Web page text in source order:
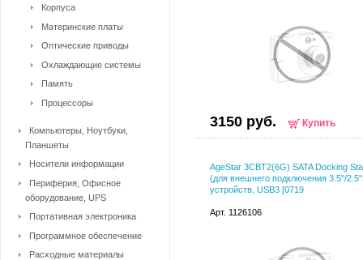
3150 руб. Купить
AgeStar 3CBT2(6G) SATA Docking
(для внешнего подключения 3.5"/
устройств, USB3 [0719
Арт. 1126106
Корпуса
Материнские платы
Оптические приводы
Охлаждающие системы
Память
Процессоры
Компьютеры, Ноутбуки,
Планшеты
Носители информации
Периферия, Офисное
оборудование, UPS
Портативная электроника
Программное обеспечение
Расходные материалы